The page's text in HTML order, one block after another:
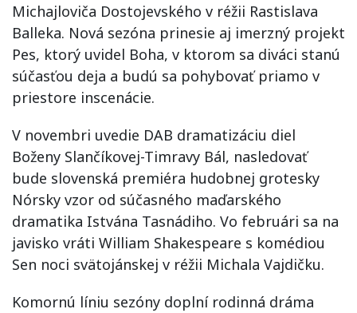
Michajloviča Dostojevského v réžii Rastislava
Balleka. Nová sezóna prinesie aj imerzný projekt
Pes, ktorý uvidel Boha, v ktorom sa diváci stanú
súčasťou deja a budú sa pohybovať priamo v
priestore inscenácie.
V novembri uvedie DAB dramatizáciu diel
Boženy Slančíkovej-Timravy Bál, nasledovať
bude slovenská premiéra hudobnej grotesky
Nórsky vzor od súčasného maďarského
dramatika Istvána Tasnádiho. Vo februári sa na
javisko vráti William Shakespeare s komédiou
Sen noci svätojánskej v réžii Michala Vajdičku.
Komornú líniu sezóny doplní rodinná dráma